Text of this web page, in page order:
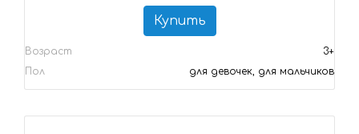
Купить
Возраст
3+
Пол
для девочек, для мальчиков